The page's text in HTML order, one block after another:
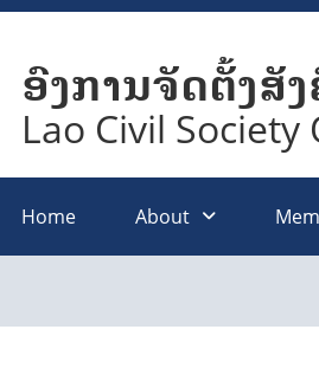
ອົງການຈັດຕັ້ງສັ
Lao Civil
Home About